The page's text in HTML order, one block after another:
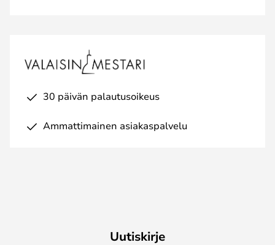
30 päivän palautusoikeus
Ammattimainen asiakaspalvelu
Uutiskirje